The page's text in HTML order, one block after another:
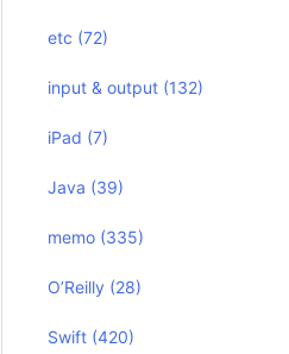
etc (72)
input & output (132)
iPad (7)
Java (39)
memo (335)
O’Reilly (28)
Swift (420)